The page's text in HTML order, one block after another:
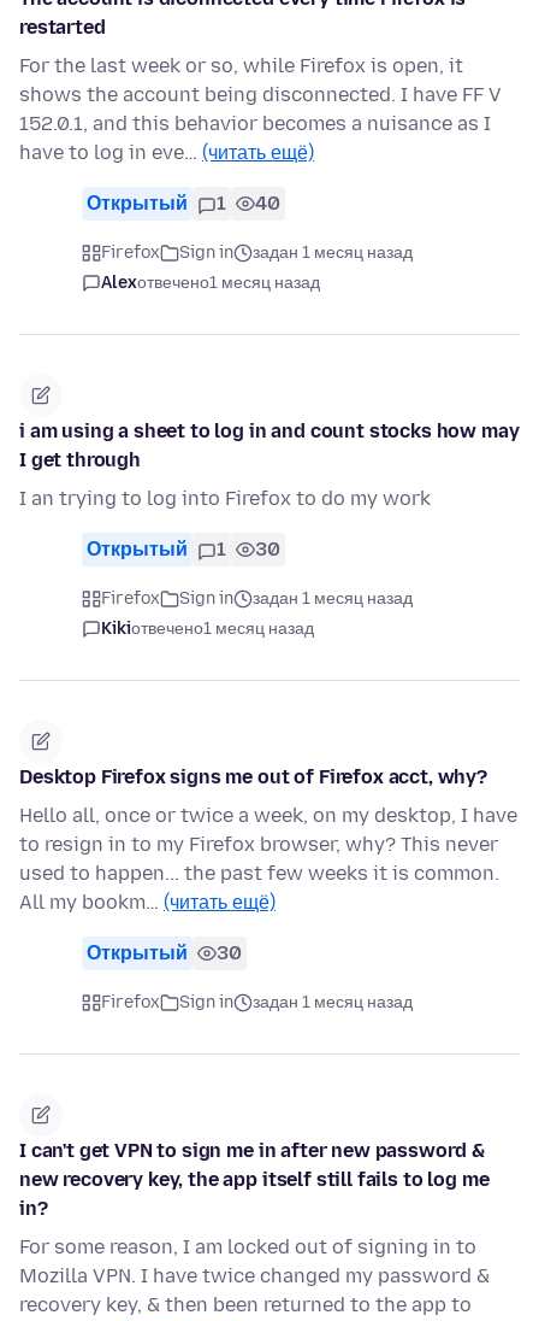
restarted
For the last week or so, while Firefox is open, it
shows the account being disconnected. I have FF V
152.0.1, and this behavior becomes a nuisance as I
have to log in eve… (читать ещё)
Открытый 1 40
Firefox Sign in
задан 1 месяц назад
Alexотвечено1 месяц назад
i am using a sheet to log in and count stocks how may
I get through
I an trying to log into Firefox to do my work
Открытый 1 30
Firefox Sign in
задан 1 месяц назад
Kikiотвечено1 месяц назад
Desktop Firefox signs me out of Firefox acct, why?
Hello all, once or twice a week, on my desktop, I have
to resign in to my Firefox browser, why? This never
used to happen... the past few weeks it is common.
All my bookm… (читать ещё)
Открытый 30
Firefox Sign in задан 1 месяц назад
I can't get VPN to sign me in after new password &
new recovery key, the app itself still fails to log me
in?
For some reason, I am locked out of signing in to
Mozilla VPN. I have twice changed my password &
recovery key, & then been returned to the app to